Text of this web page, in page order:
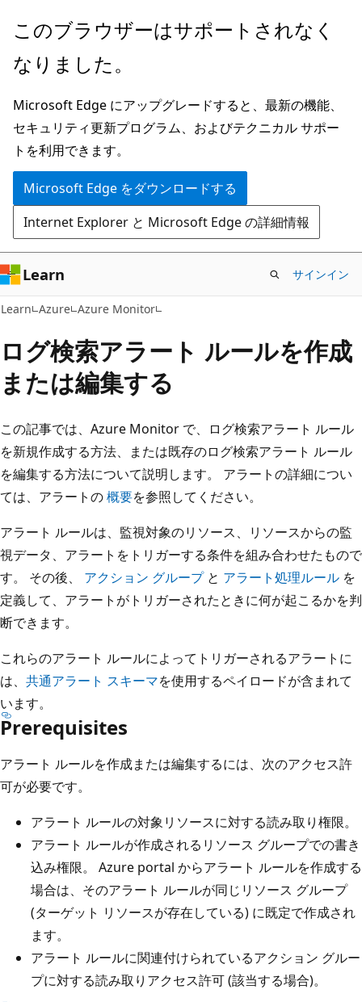
メ
ン
ン
テ
ン
ツ
に
ス
キ
ッ
プ
このブラウザーはサポートされなく
なりました。
Microsoft Edge にアップグレードすると、最新の機能、
セキュリティ更新プログラム、およびテクニカル サポー
トを利用できます。
Microsoft Edge をダウンロードする
Internet Explorer と Microsoft Edge の詳細情報
Learn サインイン
Learn Azure Azure Monitor
ログ検索アラート ルールを作成
または編集する
この記事では、Azure Monitor で、ログ検索アラート ルール
を新規作成する方法、または既存のログ検索アラート ルール
を編集する方法について説明します。 アラートの詳細につい
ては、アラートの概要を参照してください。
アラート ルールは、監視対象のリソース、リソースからの監
視データ、アラートをトリガーする条件を組み合わせたもので
す。 その後、 アクション グループと アラート処理ルール を
定義して、アラートがトリガーされたときに何が起こるかを判
断できます。
これらのアラート ルールによってトリガーされるアラートに
は、 共通アラート スキーマを使用するペイロードが含まれて
います。
Prerequisites
アラート ルールを作成または編集するには、次のアクセス許
可が必要です。
アラート ルールの対象リソースに対する読み取り権限。
アラート ルールが作成されるリソース グループでの書き
込み権限。 Azure portal からアラート ルールを作成する
場合は、そのアラート ルールが同じリソース グループ
(ターゲット リソースが存在している) に既定で作成され
ます。
アラート ルールに関連付けられているアクション グルー
プに対する読み取りアクセス許可 (該当する場合)。